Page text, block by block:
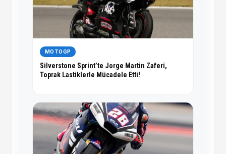
MOTOGP
Silverstone Sprint’te Jorge Martin Zaferi,
Toprak Lastiklerle Mücadele Etti!